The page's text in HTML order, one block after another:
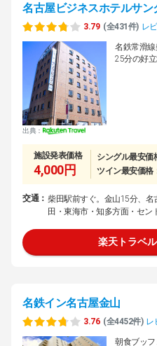
名古屋ビジネスホテルサン
3.79 (全431件) レ
出典：
名鉄常滑
25分の好
施設発表価格
4,000円
シングル最安価
ツイン最安価格
交通： 柴田駅前すぐ。金山15分、
田・東海市・知多方面・セン
楽天トラベ
名鉄イン名古屋金山
3.76 (全4452件) レ
朝食ブッ